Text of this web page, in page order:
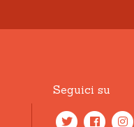
Seguici su